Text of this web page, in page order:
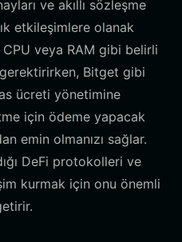
ve akıllı sözleşme
etkileşimlere olanak
CPU veya RAM gibi belirli
Bitget gibi
ücreti yönetimine
için ödeme yapacak
emin olmanızı sağlar.
DeFi protokolleri ve
kurmak için onu önemli